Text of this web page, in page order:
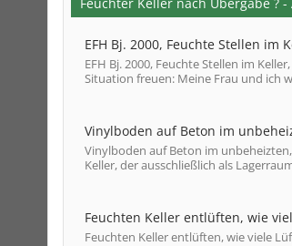
EFH Bj. 2000, Feuchte Stellen
EFH Bj. 2000, Feuchte Stellen im
Situation freuen: Meine Frau und ich
Vinylboden auf Beton im
Vinylboden auf Beton im
Keller, der ausschließlich als
Feuchten Keller entlüften, wie
Feuchten Keller entlüften, wie viele